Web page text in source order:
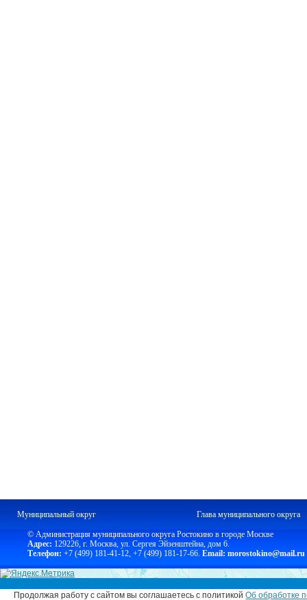
Муниципальный округ Глава муниципального округа
© Администрация муниципального округа Ростокино в городе Москве
Адрес: 129226, г. Москва, ул. Сергея Эйзенштейна, дом 6.
Телефон: +7 (499) 181-41-12, +7 (499) 181-17-66. Email: morostokino@mail.ru
Продолжая работу с сайтом вы соглашаетесь с политикойОб обработке